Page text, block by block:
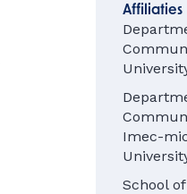
Affiliaties
Imec-
School